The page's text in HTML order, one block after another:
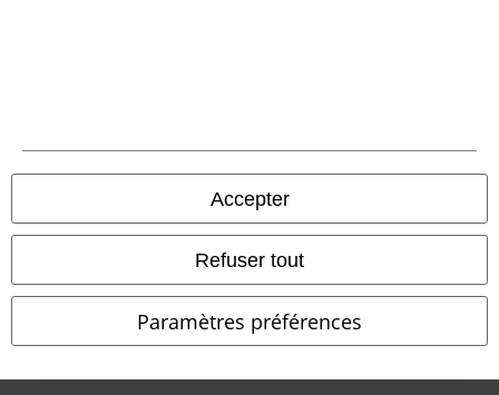
Accepter
Refuser tout
Paramètres préférences
Boutiques en ligne EMP